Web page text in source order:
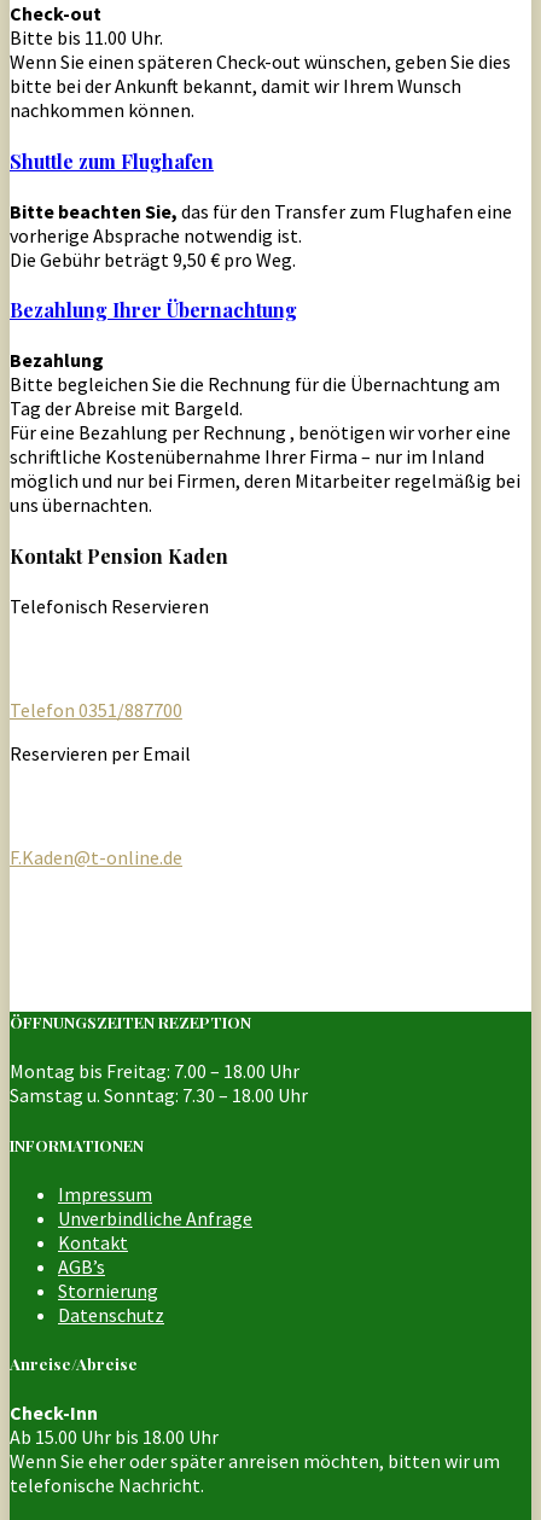
Check-out
Bitte bis 11.00 Uhr.
Wenn Sie einen späteren Check-out wünschen, geben Sie dies
bitte bei der Ankunft bekannt, damit wir Ihrem Wunsch
nachkommen können.
Shuttle zum Flughafen
Bitte beachten Sie, das für den Transfer zum Flughafen eine
vorherige Absprache notwendig ist.
Die Gebühr beträgt 9,50 € pro Weg.
Bezahlung Ihrer Übernachtung
Bezahlung
Bitte begleichen Sie die Rechnung für die Übernachtung am
Tag der Abreise mit Bargeld.
Für eine Bezahlung per Rechnung , benötigen wir vorher eine
schriftliche Kostenübernahme Ihrer Firma – nur im Inland
möglich und nur bei Firmen, deren Mitarbeiter regelmäßig bei
uns übernachten.
Kontakt Pension Kaden
Telefonisch Reservieren
Telefon 0351/887700
Reservieren per Email
F.Kaden@t-online.de
ÖFFNUNGSZEITEN REZEPTION
Montag bis Freitag: 7.00 – 18.00 Uhr
Samstag u. Sonntag: 7.30 – 18.00 Uhr
INFORMATIONEN
Impressum
Unverbindliche Anfrage
Kontakt
AGB’s
Stornierung
Datenschutz
Anreise/Abreise
Check-Inn
Ab 15.00 Uhr bis 18.00 Uhr
Wenn Sie eher oder später anreisen möchten, bitten wir um
telefonische Nachricht.